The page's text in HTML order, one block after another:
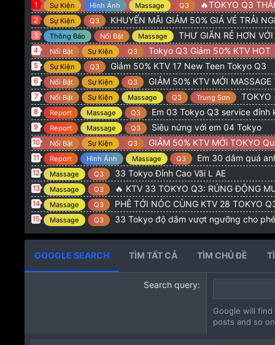
1 Sự Kiện Hình Ảnh Massage Q3 🔥TOKYO Q3 THÁNG 5 :
2 Sự Kiện Q3 KHUYẾN MÃI GIẢM 50% GIÁ VÉ TRẢI
3 Thông Báo Nổi Bật Massage THƯ GIÃN RẺ HƠN
4 Nổi Bật Sự Kiện Q3 Tokyo Q3 Giảm 50% KTV HOT
5 Sự Kiện Q3 Giảm 50% KTV 17 New Teen Tokyo Q3
6 Nổi Bật Sự Kiện Q3 GIẢM 50% KTV MỚI
7 Nổi Bật Sự Kiện Massage Q3 Trung Sơn TOKYO + LQP
8 Report Massage Q3 Em 03 Tokyo Q3 service đỉnh
9 Report Massage Q3 Siêu nứng với em 04 Tokyo
10 Nổi Bật Sự Kiện Q3 GIẢM 50% KTV MỚi TOKYO
11 Report Hình Ảnh Massage Q3 Em 30 dâm quá
12 Massage Q3 33 Tokyo Đỉnh Cao Vãi L AE
13 Massage Q3 🔥 KTV 33 TOKYO Q3: RÚNG ĐỘNG
14 Massage Q3 PHÊ TỚI NÓC CÙNG KTV 28 TOKYO Q3: CƠN
15 Massage Q3 33 Tokyo độ dâm vượt ngưỡng cho
GOOGLE SEARCH TÌM TẤT CẢ TÌM CHỦ ĐỀ
Search query
Google will
posts and so